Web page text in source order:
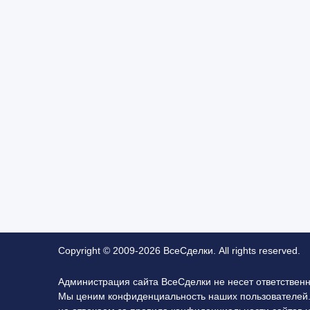
Copyright © 2009-2026 ВсеСделки. All rights reserved.
Администрация сайта ВсеСделки не несет
Мы ценим конфиденциальность наших